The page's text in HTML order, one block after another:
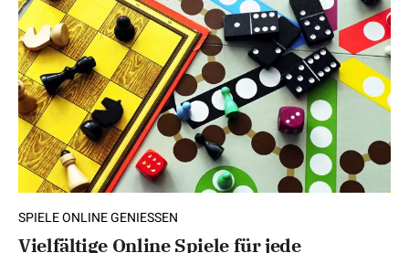
SPIELE ONLINE GENIESSEN
Vielfältige Online Spiele für jede